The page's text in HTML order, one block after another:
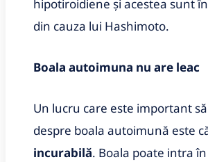
hipotiroidiene și acestea sunt
din cauza lui Hashimoto.
Boala autoimuna nu are leac
Un lucru care este important
despre boala autoimună este
incurabilă. Boala poate intra